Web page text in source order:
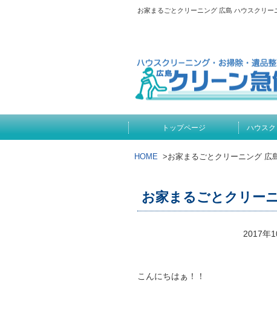
お家まるごとクリーニング 広島 ハウスクリ
トップページ ハウス
HOME >お家まるごとクリーニング 広
お家まるごとクリー
2017年
こんにちはぁ！！